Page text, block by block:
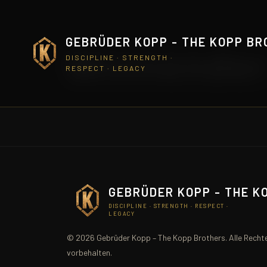
GEBRÜDER KOPP - THE KOPP
DISCIPLINE · STRENGTH ·
RESPECT · LEGACY
GEBRÜDER KOPP - THE
DISCIPLINE · STRENGTH · RESPECT ·
LEGACY
© 2026 Gebrüder Kopp – The Kopp Brothers. Alle
vorbehalten.